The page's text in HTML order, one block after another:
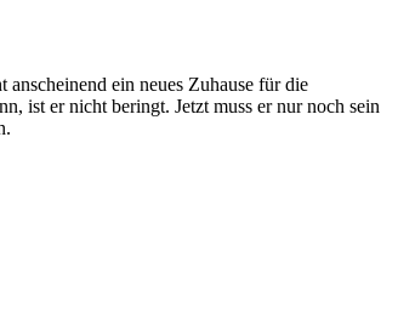
ein neues Zuhause für die
ist er nicht beringt. Jetzt muss er nur noch sein